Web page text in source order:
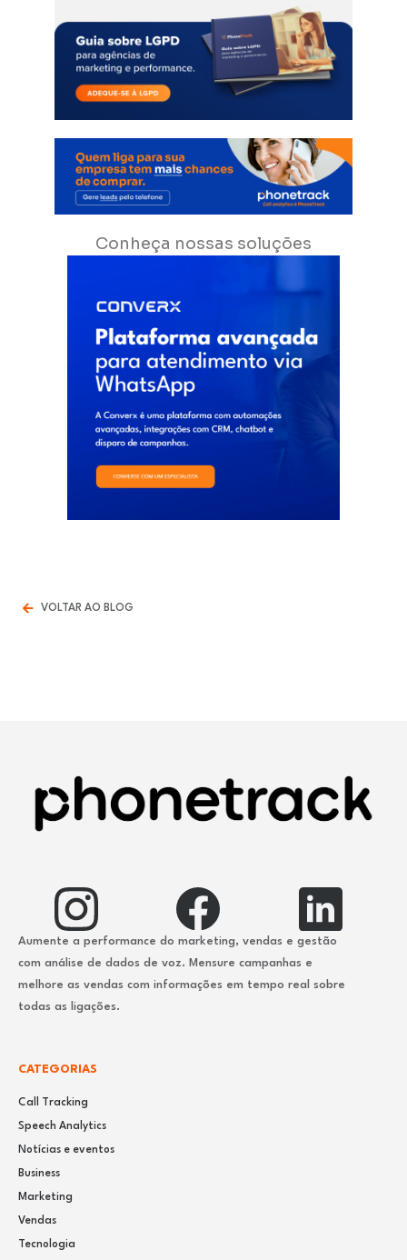
Conheça nossas soluções
VOLTAR AO BLOG
Aumente a performance do marketing, vendas e gestão
com análise de dados de voz. Mensure campanhas e
melhore as vendas com informações em tempo real sobre
todas as ligações.
CATEGORIAS
Call Tracking
Speech Analytics
Notícias e eventos
Business
Marketing
Vendas
Tecnologia